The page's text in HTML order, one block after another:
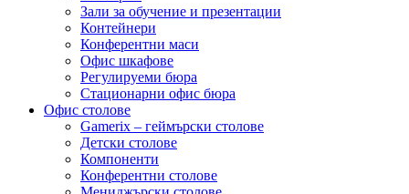
Зали за обучение и презентации
Контейнери
Конферентни маси
Офис шкафове
Регулируеми бюра
Стационарни офис бюра
Офис столове
Gamerix – геймърски столове
Детски столове
Компоненти
Конферентни столове